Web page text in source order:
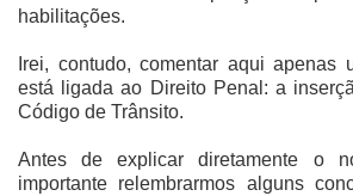
habilitações.
Irei, contudo, comentar aqui apenas
está ligada ao Direito Penal: a
Código de Trânsito.
Antes de explicar diretamente o
importante relembrarmos alguns